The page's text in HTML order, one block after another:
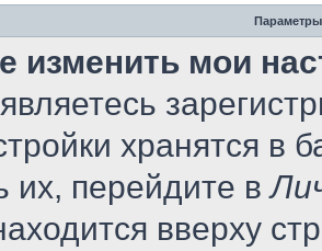
Параметры
изменить мои
хранятся в
их, перейдите в
вверху